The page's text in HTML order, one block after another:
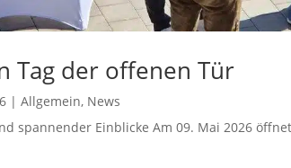
Tag der offenen Tür
| Allgemein, News
spannender Einblicke Am 09. Mai 2026